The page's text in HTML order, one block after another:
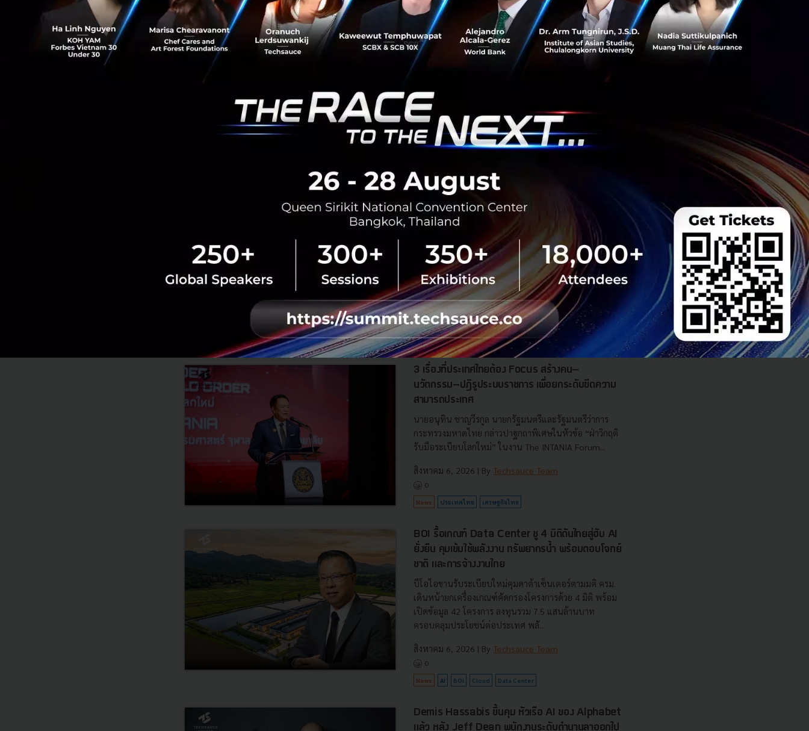
“เพื่อรับมือกับความไม่แน่นอนที่คาดว่าจะเพิ่มมากขึ้นในช่วงที่เหลือของปีนี้ ธนาคารจะดูแลและ
บริหารจัดการในเรื่องคุณภาพของสินทรัพย์อย่างระมัดระวัง เพื่อให้มั่นใจทั้งในด้านความปลอดภัย
และความแข็งแกร่ง ขณะที่กรุงศรีจะยังคงให้การสนับสนุนลูกค้าและกิจกรรมทางเศรษฐกิจโดยรวม
ณ วันที่ 30 มิถุนายน 2563 กรุงศรี ซึ่งเป็นกลุ่มธุรกิจการเงินที่มีขนาดใหญ่เป็นอันดับห้าของไทยด้าน
สินทรัพย์ สินเชื่อและเงินฝาก และเป็นหนึ่งในห้าสถาบันการเงินที่มีความสำคัญเชิงระบบ (D-SIB) มีสิน
เชื่อรวม 1.85 ล้านล้านบาท เงินรับฝาก 1.70 ล้านล้านบาท และสินทรัพย์รวม 2.51 ล้านล้านบาท ขณะ
สินทรัพย์เสี่ยง โดยเป็นเงินกองทุนชั้นที่ 1 ที่เป็นส่วนของเจ้าของคิดเป็น 11.77%
News banking krungsri ผลกำไรสุทธิครึ่งปีแรก-2020
No comment
RELATED ARTICLE
3 เรื่องที่ประเทศไทยต้อง Focus สร้างคน–
นวัตกรรม–ปฏิรูประบบราชการ เพื่อยกระดับขีดความ
สามารถประเทศ
นายอนุทิน ชาญวีรกูล นายกรัฐมนตรีและรัฐมนตรีว่าการ
กระทรวงมหาดไทย กล่าวปาฐกถาพิเศษในหัวข้อ “ฝ่าวิกฤติ
รับมือระเบียบโลกใหม่” ในงาน The INTANIA Forum...
สิงหาคม 6, 2026 | By Techsauce Team
0
News ประเทศไทย เศรษฐกิจไทย
BOI รื้อเกณฑ์ Data Center ชู 4 มิติดันไทยสู่ฮับ AI
ยั่งยืน คุมเข้มใช้พลังงาน ทรัพยากรน้ำ พร้อมตอบโจทย์
ชาติ และการจ้างงานไทย
บีโอไอขานรับระเบียบใหม่คุมดาต้าเซ็นเตอร์ตามมติ ครม.
เดินหน้ายกเครื่องเกณฑ์คัดกรองโครงการด้วย 4 มิติ พร้อม
เปิดข้อมูล 42 โครงการ ลงทุนรวม 7.5 แสนล้านบาท
ครอบคลุมประโยชน์ต่อประเทศ พลั...
สิงหาคม 6, 2026 | By Techsauce Team
0
News AI BOI Cloud Data Center
Demis Hassabis ขึ้นคุม หัวเรือ AI ของ Alphabet
แล้ว หลัง Jeff Dean พนักงานระดับตำนานลาออกไป